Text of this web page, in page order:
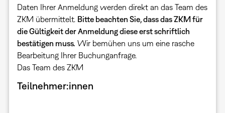
Daten Ihrer Anmeldung werden direkt an das Team des
ZKM übermittelt. Bitte beachten Sie, dass das ZKM für
die Gültigkeit der Anmeldung diese erst schriftlich
bestätigen muss. Wir bemühen uns um eine rasche
Bearbeitung Ihrer Buchunganfrage.
Das Team des ZKM
Teilnehmer:innen